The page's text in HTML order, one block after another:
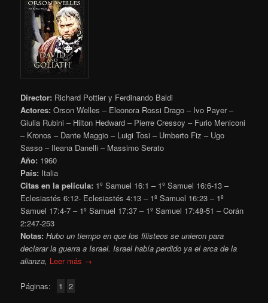
Director: Richard Pottier y Ferdinando Baldi
Actores: Orson Welles – Eleonora Rossi Drago – Ivo Payer –
Giulia Rubini – Hilton Hedward – Pierre Cressoy – Furio Meniconi
– Kronos – Dante Maggio – Luigi Tosi – Umberto Fiz – Ugo
Sasso – Ileana Danelli – Massimo Serato
Año: 1960
País: Italia
Citas en la película: 1º Samuel 16:1 – 1º Samuel 16:6-13 –
Eclesiastés 6:12- Eclesiastés 4:13 – 1º Samuel 16:23 – 1º
Samuel 17:4-7 – 1º Samuel 17:37 – 1º Samuel 17:48-51 – Corán
2:247-253
Notas:Hubo un tiempo en que los filisteos se unieron para
declarar la guerra a Israel. Israel había perdido ya el arca de la
alianza, Leer más →
Páginas: 1 2